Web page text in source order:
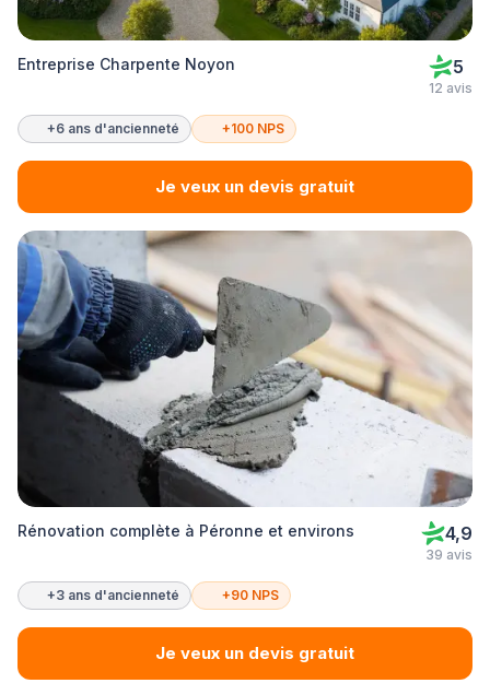
Entreprise Charpente Noyon 5
12 avis
+6 ans d'ancienneté +100 NPS
Je veux un devis gratuit
Rénovation complète à Péronne et environs 4,9
39 avis
+3 ans d'ancienneté +90 NPS
Je veux un devis gratuit